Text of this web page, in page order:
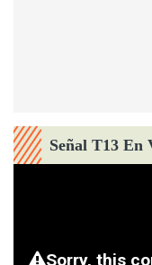
Señal T13 En